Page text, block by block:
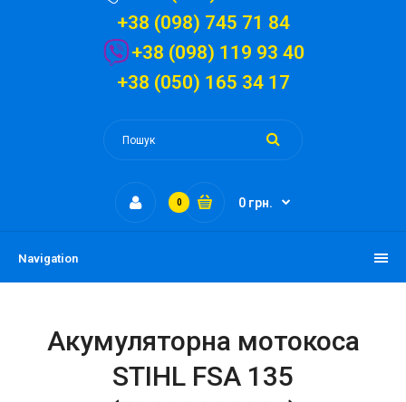
+38 (098) 745 71 84
+38 (098) 119 93 40
+38 (050) 165 34 17
0 0 грн.
Navigation
Акумуляторна мотокоса
STIHL FSA 135